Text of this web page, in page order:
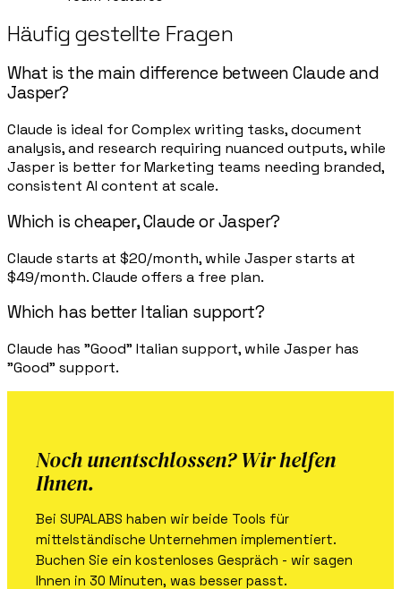
Häufig gestellte Fragen
What is the main difference between Claude and
Jasper?
Claude is ideal for Complex writing tasks, document
analysis, and research requiring nuanced outputs, while
Jasper is better for Marketing teams needing branded,
consistent AI content at scale.
Which is cheaper, Claude or Jasper?
Claude starts at $20/month, while Jasper starts at
$49/month. Claude offers a free plan.
Which has better Italian support?
Claude has "Good" Italian support, while Jasper has
"Good" support.
Noch unentschlossen? Wir helfen
Ihnen.
Bei SUPALABS haben wir beide Tools für
mittelständische Unternehmen implementiert.
Buchen Sie ein kostenloses Gespräch - wir sagen
Ihnen in 30 Minuten, was besser passt.